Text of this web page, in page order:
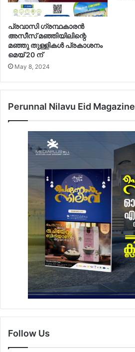
പ്രവാസി ഗ്രന്ഥകാരന്‍
അസീസ് മഞ്ഞിയിലിന്റെ
മഞ്ഞു തുള്ളികള്‍ പ്രകാശനം
മെയ് 20 ന്
May 8, 2024
Perunnal Nilavu Eid Magazine
Follow Us